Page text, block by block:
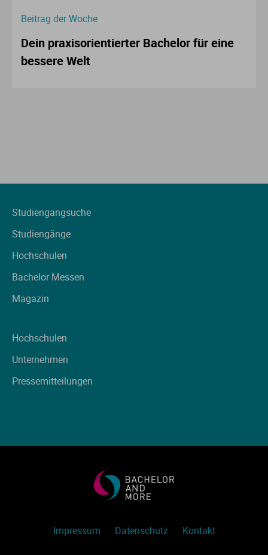
Beitrag der Woche
Dein praxisorientierter Bachelor für eine
bessere Welt
Studiengangsuche
Studiengänge
Hochschulen
Bachelor Messen
Magazin
Hochschulen
Unternehmen
Pressemitteilungen
Impressum Datenschutz Kontakt